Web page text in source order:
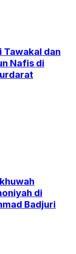
Tawakal dan
Nafis di
di
Badjuri